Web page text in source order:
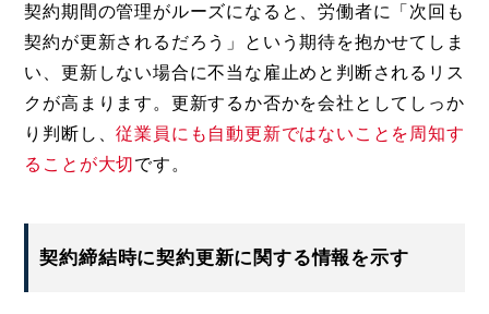
契約期間の管理がルーズになると、労働者に「次回も
契約が更新されるだろう」という期待を抱かせてしま
い、更新しない場合に不当な雇止めと判断されるリス
クが高まります。更新するか否かを会社としてしっか
り判断し、従業員にも自動更新ではないことを周知す
ることが大切です。
契約締結時に契約更新に関する情報を示す